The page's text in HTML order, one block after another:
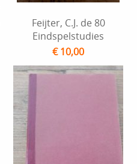
Feijter, C.J. de 80
Eindspelstudies
€ 10,00